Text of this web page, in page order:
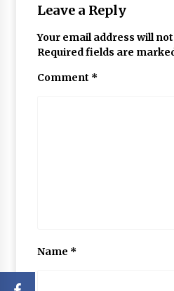
Leave a Reply
Your email address will
Required fields are
Comment *
Name *